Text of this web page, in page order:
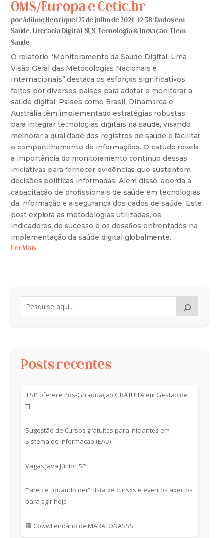
OMS/Europa e Cetic.br
porAdilmo Henrique|27 de julho de 2024 - 12:38|Dados em
Saúde,Literacia Digital,SUS,Tecnologia & Inovação,TI em
Saúde
O relatório “Monitoramento da Saúde Digital: Uma
Visão Geral das Metodologias Nacionais e
Internacionais” destaca os esforços significativos
feitos por diversos países para adotar e monitorar a
saúde digital. Países como Brasil, Dinamarca e
Austrália têm implementado estratégias robustas
para integrar tecnologias digitais na saúde, visando
melhorar a qualidade dos registros de saúde e facilitar
o compartilhamento de informações. O estudo revela
a importância do monitoramento contínuo dessas
iniciativas para fornecer evidências que sustentem
decisões políticas informadas. Além disso, aborda a
capacitação de profissionais de saúde em tecnologias
da informação e a segurança dos dados de saúde. Este
post explora as metodologias utilizadas, os
indicadores de sucesso e os desafios enfrentados na
implementação da saúde digital globalmente.
Ler Mais
Posts recentes
IFSP oferece Pós-Grraduação GRATUITA em Gestão de
TI
Sugestão de Cursos gratuitos para Iniciantes em
Sistema de Informação (EAD)
Vagas Java Júnior SP
Pare de “quando der”: lista de cursos e eventos abertos
para agir hoje
🟧 CowwLendário de MARATONASSS